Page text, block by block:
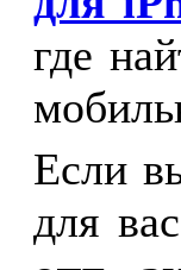
где
Если
для